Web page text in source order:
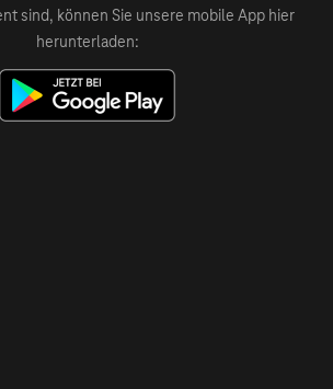
sind, können Sie unsere mobile App hier
herunterladen: